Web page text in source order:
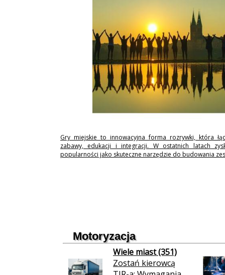
Gry miejskie to innowacyjna forma rozrywki, która
zabawy, edukacji i integracji. W ostatnich latach
popularności jako skuteczne narzędzie do budowania
Motoryzacja
Wiele miast (351)
Zostań kierowcą